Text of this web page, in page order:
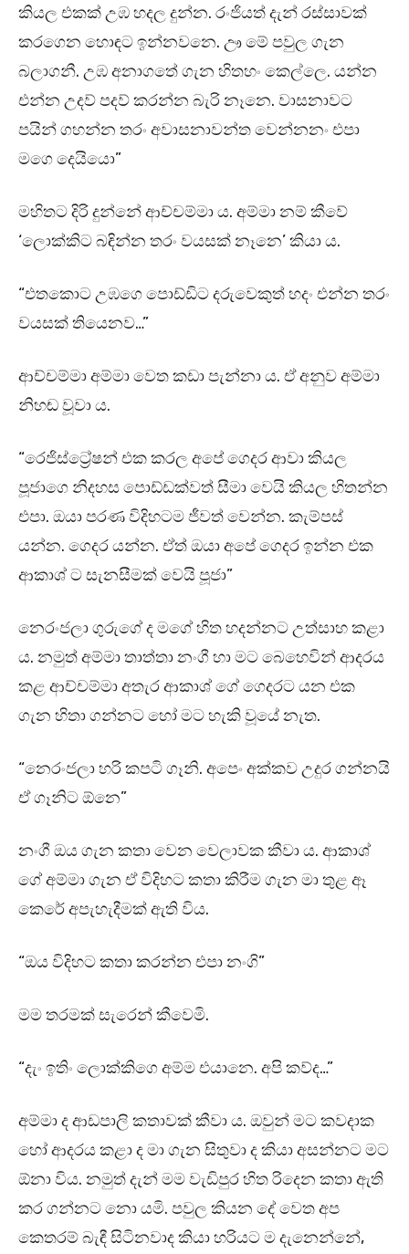
කියල එකක් උඹ හදල දුන්න. රංජියත් දැන් රස්සාවක්
කරගෙන හොඳට ඉන්නවනෙ. ඌ මේ පවුල ගැන
බලාගනී. උඹ අනාගතේ ගැන හිතහං කෙල්ලෙ. යන්න
එන්න උදව් පදව් කරන්න බැරි නෑනෙ. වාසනාවට
පයින් ගහන්න තරං අවාසනාවන්ත වෙන්නනං එපා
මගෙ දෙයියො”
මහිතට දිරි දුන්නේ ආච්චම්මා ය. අම්මා නම් කීවේ
‘ලොක්කිට බඳින්න තරං වයසක් නෑනෙ’ කියා ය.
“එතකොට උඹගෙ පොඩ්ඩිට දරුවෙකුත් හදං එන්න තරං
වයසක් තියෙනව…”
ආච්චම්මා අම්මා වෙත කඩා පැන්නා ය. ඒ අනුව අම්මා
නිහඬ වූවා ය.
“රෙජිස්ට්‍රේෂන් එක කරල අපේ ගෙදර ආවා කියල
පූජාගෙ නිදහස පොඩ්ඩක්වත් සීමා වෙයි කියල හිතන්න
එපා. ඔයා පරණ විදිහටම ජීවත් වෙන්න. කැම්පස්
යන්න. ගෙදර යන්න. ඒත් ඔයා අපේ ගෙදර ඉන්න එක
ආකාශ් ට සැනසීමක් වෙයි පූජා”
නෙරංජලා ගුරුගේ ද මගේ හිත හදන්නට උත්සාහ කළා
ය. නමුත් අම්මා තාත්තා නංගී හා මට බෙහෙවින් ආදරය
කළ ආච්චම්මා අතැර ආකාශ් ගේ ගෙදරට යන එක
ගැන හිතා ගන්නට හෝ මට හැකි වූයේ නැත.
“නෙරංජලා හරි කපටි ගෑනි. අපෙං අක්කව උදුර ගන්නයි
ඒ ගෑනිට ඕනෙ”
නංගී ඔය ගැන කතා වෙන වෙලාවක කීවා ය. ආකාශ්
ගේ අම්මා ගැන ඒ විදිහට කතා කිරීම ගැන මා තුළ ඈ
කෙරේ අපැහැදීමක් ඇති විය.
“ඔය විදිහට කතා කරන්න එපා නංගි”
මම තරමක් සැරෙන් කීවෙමි.
“දැං ඉතිං ලොක්කිගෙ අම්ම එයානෙ. අපි කව්ද…”
අම්මා ද ආඩපාලි කතාවක් කීවා ය. ඔවුන් මට කවදාක
හෝ ආදරය කළා ද මා ගැන සිතුවා ද කියා අසන්නට මට
ඕනා විය. නමුත් දැන් මම වැඩිපුර හිත රිදෙන කතා ඇති
කර ගන්නට නො යමි. පවුල කියන දේ වෙත අප
කෙතරම් බැඳී සිටිනවාද කියා හරියට ම දැනෙන්නේ,